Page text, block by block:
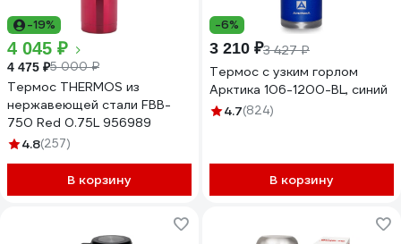
-19%
4 045 ₽
4 475 ₽5 000 ₽
Термос THERMOS из
нержавеющей стали FBB-
750 Red 0.75L 956989
4.8(257)
В корзину
-6%
3 210 ₽3 427 ₽
Термос с узким горлом
Арктика 106-1200-BL, синий
4.7(824)
В корзину